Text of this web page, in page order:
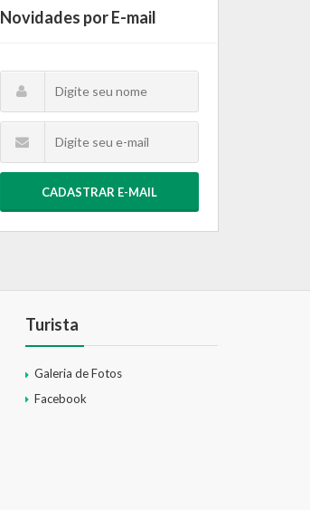
Novidades por E-mail
CADASTRAR E-MAIL
Turista
Galeria de Fotos
Facebook